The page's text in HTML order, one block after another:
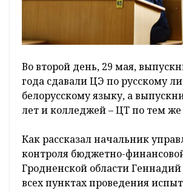
Во второй день, 29 мая,
года сдавали ЦЭ по русскому
белорусскому языку, а
лет и колледжей – ЦТ по тем
Как рассказал начальник
контроля бюджетно-
Гродненской области
всех пунктах проведения